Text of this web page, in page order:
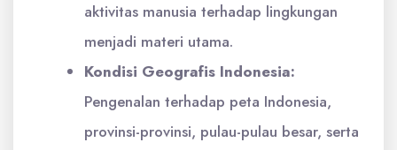
aktivitas manusia terhadap lingkungan
menjadi materi utama.
Kondisi Geografis Indonesia:
Pengenalan terhadap peta Indonesia,
provinsi-provinsi, pulau-pulau besar, serta